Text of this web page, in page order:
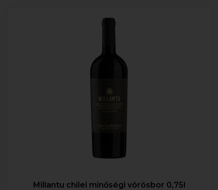
Millantu chilei minőségi vörösbor 0,75l